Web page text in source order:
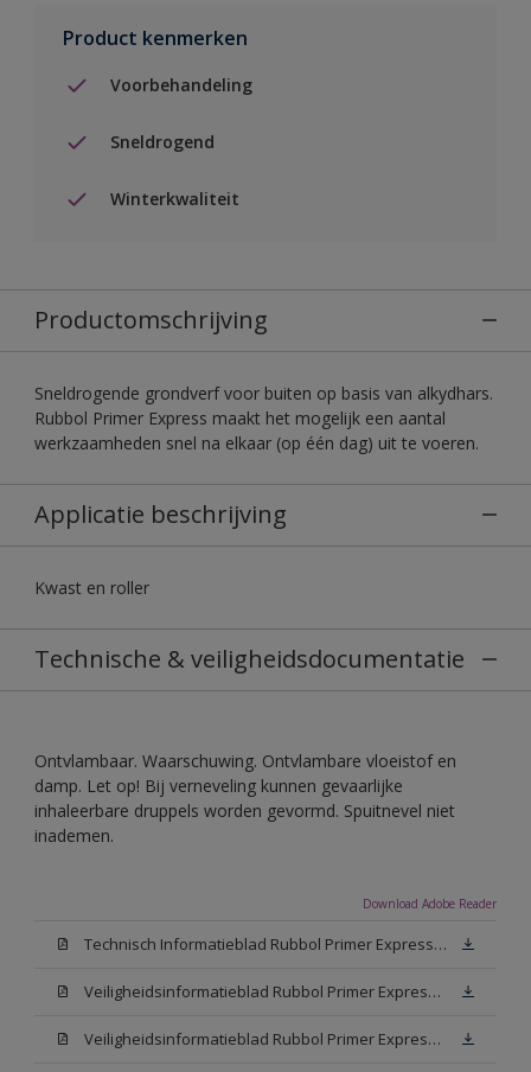
Product kenmerken
Voorbehandeling
Sneldrogend
Winterkwaliteit
Productomschrijving
Sneldrogende grondverf voor buiten op basis van alkydhars.
Rubbol Primer Express maakt het mogelijk een aantal
werkzaamheden snel na elkaar (op één dag) uit te voeren.
Applicatie beschrijving
Kwast en roller
Technische & veiligheidsdocumentatie
Ontvlambaar. Waarschuwing. Ontvlambare vloeistof en
damp. Let op! Bij verneveling kunnen gevaarlijke
inhaleerbare druppels worden gevormd. Spuitnevel niet
inademen.
Download Adobe Reader
Technisch Informatieblad Rubbol Primer Express (PDF)
Veiligheidsinformatieblad Rubbol Primer Express White (MSDS)
Veiligheidsinformatieblad Rubbol Primer Express W05 (MSDS)